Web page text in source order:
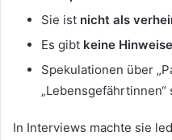
Sie ist nicht als
Es gibt keine
Spekulationen über
„Lebensgefährtinnen“
In Interviews machte sie